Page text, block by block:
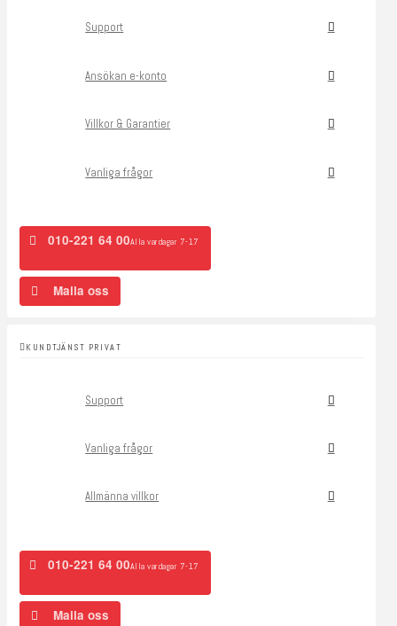
Support
Ansökan e-konto
Villkor & Garantier
Vanliga frågor
010-221 64 00Alla vardagar 7-17
Maila oss
KUNDTJÄNST PRIVAT
Support
Vanliga frågor
Allmänna villkor
010-221 64 00Alla vardagar 7-17
Maila oss